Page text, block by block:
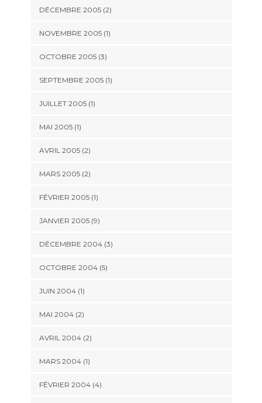
DÉCEMBRE 2005 (2)
NOVEMBRE 2005 (1)
OCTOBRE 2005 (3)
SEPTEMBRE 2005 (1)
JUILLET 2005 (1)
MAI 2005 (1)
AVRIL 2005 (2)
MARS 2005 (2)
FÉVRIER 2005 (1)
JANVIER 2005 (9)
DÉCEMBRE 2004 (3)
OCTOBRE 2004 (5)
JUIN 2004 (1)
MAI 2004 (2)
AVRIL 2004 (2)
MARS 2004 (1)
FÉVRIER 2004 (4)